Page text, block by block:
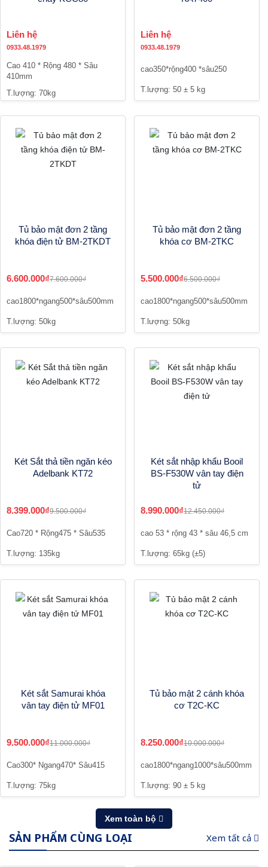
Liên hệ
0933.48.1979
Cao 410 * Rộng 480 * Sâu
410mm
T.lượng: 70kg
Liên hệ
0933.48.1979
cao350*rộng400 *sâu250
T.lượng: 50 ± 5 kg
Tủ bảo mật đơn 2 tầng
khóa điện tử BM-2TKDT
6.600.000₫7.600.000₫
cao1800*ngang500*sâu500mm
T.lượng: 50kg
Tủ bảo mật đơn 2 tầng
khóa cơ BM-2TKC
5.500.000₫6.500.000₫
cao1800*ngang500*sâu500mm
T.lượng: 50kg
Két Sắt thả tiền ngăn kéo
Adelbank KT72
8.399.000₫9.500.000₫
Cao720 * Rộng475 * Sâu535
T.lượng: 135kg
Két sắt nhập khẩu Booil
BS-F530W vân tay điện
tử
8.990.000₫12.450.000₫
cao 53 * rộng 43 * sâu 46,5 cm
T.lượng: 65kg (±5)
Két sắt Samurai khóa
vân tay điện tử MF01
9.500.000₫11.000.000₫
Cao300* Ngang470* Sâu415
T.lượng: 75kg
Tủ bảo mật 2 cánh khóa
cơ T2C-KC
8.250.000₫10.000.000₫
cao1800*ngang1000*sâu500mm
T.lượng: 90 ± 5 kg
Xem toàn bộ
SẢN PHẨM CÙNG LOẠI Xem tất cả